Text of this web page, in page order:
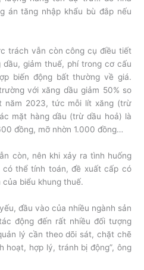
án tăng nhập khẩu bù đắp nếu
trách vẫn còn công cụ điều tiết
giảm thuế, phí trong cơ cấu
biến động bất thường về giá.
với xăng dầu giảm 50% so
năm 2023, tức mỗi lít xăng (trừ
mặt hàng dầu (trừ dầu hoả) là
đồng, mỡ nhờn 1.000 đồng…
còn, nên khi xảy ra tình huống
thể tính toán, đề xuất cấp có
biểu khung thuế.
đầu vào của nhiều ngành sản
động đến rất nhiều đối tượng
lý cần theo dõi sát, chặt chẽ
hoạt, hợp lý, tránh bị động”, ông